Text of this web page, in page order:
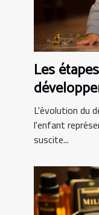
Les
l'enfant
L'évolution du
l'enfant
suscite...